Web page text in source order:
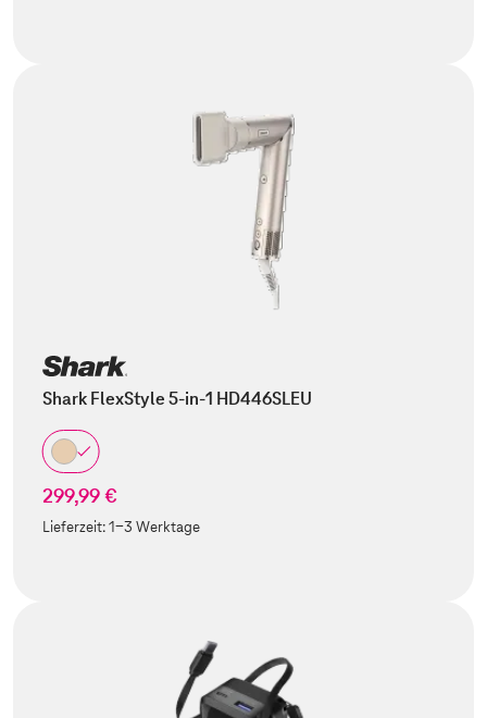
Shark FlexStyle 5-in-1 HD446SLEU
299,99 €
Lieferzeit:1-3 Werktage